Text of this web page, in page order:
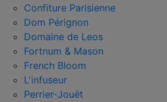
Confiture Parisienne
Dom Pérignon
Domaine de Leos
Fortnum & Mason
French Bloom
L'infuseur
Perrier-Jouët